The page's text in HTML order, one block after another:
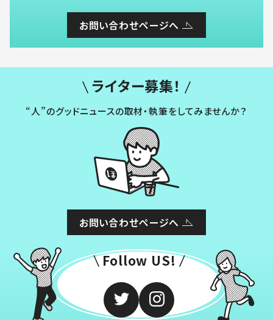
お問い合わせページへ
ライター募集！
“人”のグッドニュースの取材・執筆をしてみませんか？
お問い合わせページへ
Follow US!